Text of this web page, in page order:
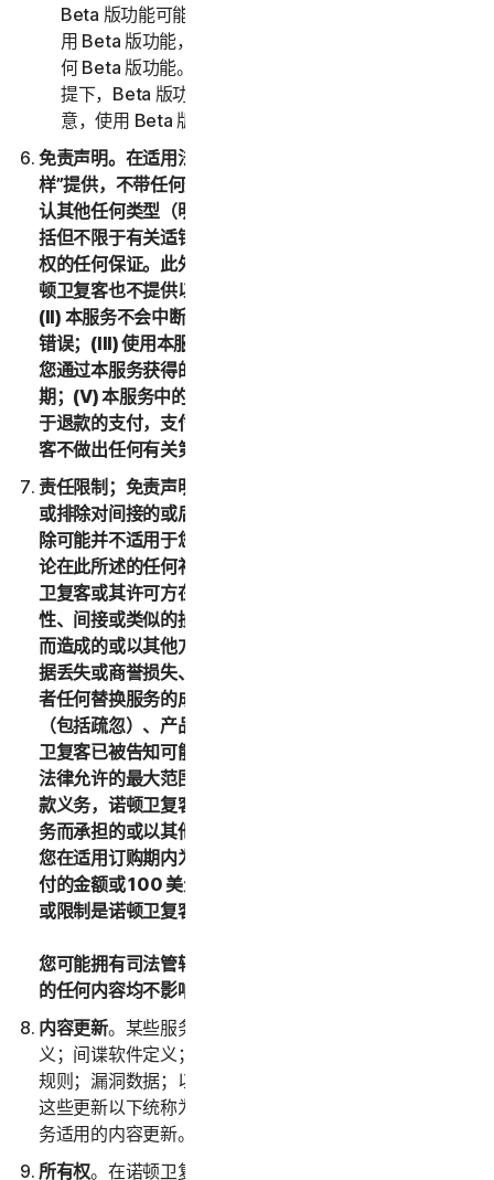
Beta 版功能可能需要付费。您了解并同意，您自愿使
用 Beta 版功能，并且诺顿卫复客没有义务向您提供任
何 Beta 版功能。在不限制本 LSA 的任何其他规定的前
提下，Beta 版功能按“原样”提供，并且您确认并同
意，使用 Beta 版功能的一切风险由您自行承担。
免责声明。在适用法律允许的最大范围内，(1) 服务按“原
样”提供，不带任何形式的保证，且 (2) 诺顿卫复客明确否
认其他任何类型（明示或暗示）的表述、条件和保证，包
括但不限于有关适销性、特定用途适用性或不侵犯知识产
权的任何保证。此外，在适用法律允许的最大范围内，诺
顿卫复客也不提供以下保证：(I) 本服务满足您的要求；
(II) 本服务不会中断，且具有时效性、安全性，并且没有
错误；(III) 使用本服务可能获得的结果准确或可靠；(IV)
您通过本服务获得的任何服务或信息的质量均符合您的预
期；(V) 本服务中的所有错误均可得到更正；或者 (VI) 对
于退款的支付，支付时间符合您的预期。另外，诺顿卫复
客不做出任何有关第三方产品的声明或保证。
责任限制；免责声明。有些国家和地区的法律不允许限制
或排除对间接的或后果性损害的责任，因此下述限制或排
除可能并不适用于您。在适用法律允许的最大范围内，不
论在此所述的任何补偿措施是否能达到其根本目的，诺顿
卫复客或其许可方在任何情况下都不对任何特殊、后果
性、间接或类似的损害负责，包括因使用或无法使用服务
而造成的或以其他方式与本 LSA 相关的任何利润损失、数
据丢失或商誉损失、服务中断、计算机损坏或系统故障或
者任何替换服务的成本，无论是基于担保、合同、侵权
（包括疏忽）、产品责任或任何其他法律理论，即使诺顿
卫复客已被告知可能发生此类损害赔偿亦是如此。在适用
法律允许的最大范围内，如果您对诺顿卫复客没有任何付
款义务，诺顿卫复客或其许可方对由于使用或无法使用服
务而承担的或以其他方式与本 LSA 相关的总责任不得超过
您在适用订购期内为适用服务向诺顿卫复客已支付或应支
付的金额或 100 美元（按适用情况）。对上述赔偿的排除
或限制是诺顿卫复客与您之间交易的基本要素或依据。
您可能拥有司法管辖区适用法律下的某些权利。本 LSA 中
的任何内容均不影响这些权利（如适用）。
内容更新。某些服务使用不时更新的内容，例如病毒定
义；间谍软件定义；反垃圾邮件规则；URL 清单；防火墙
规则；漏洞数据；以及经过身份验证的网页的更新列表；
这些更新以下统称为“内容更新”。您在订购期内将获取服
务适用的内容更新。
所有权。在诺顿卫复客与您之间，诺顿卫复客拥有并保留